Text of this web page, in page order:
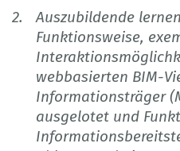
Auszubildende
Funktionsweise,
webbasierten BIM-
Informationsträger
ausgelotet und